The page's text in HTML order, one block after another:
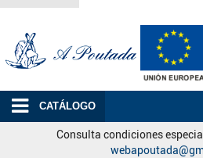
CATÁLOGO
Consulta condiciones